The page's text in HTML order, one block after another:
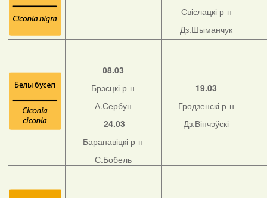
Свіслацкі р-н
Дз.Шыманчук
08.03
Брэсцкі р-н
А.Сербун
24.03
Баранавіцкі р-н
С.Бобель
19.03
Гродзенскі р-н
Дз.Вінчэўскі